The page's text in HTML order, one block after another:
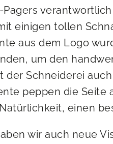
Pagers
einigen tollen
aus dem Logo
um den
der Schneiderei
peppen die Seite
Natürlichkeit, einen
wir auch neue